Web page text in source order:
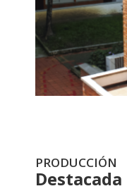
PRODUCCIÓN
Destacada